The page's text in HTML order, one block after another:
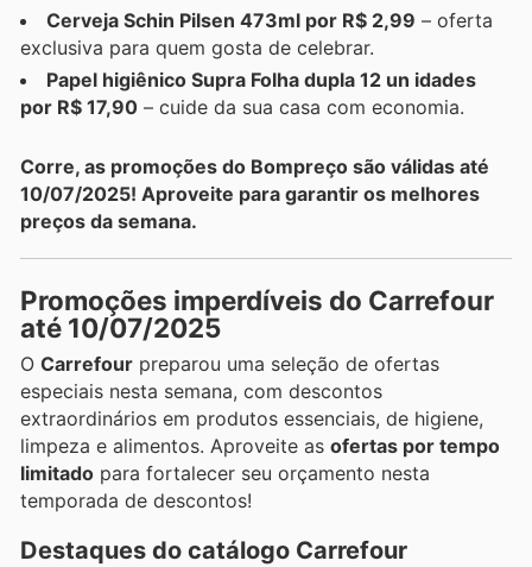
Cerveja Schin Pilsen 473ml por R$ 2,99 – oferta
exclusiva para quem gosta de celebrar.
Papel higiênico Supra Folha dupla 12 un idades
por R$ 17,90 – cuide da sua casa com economia.
Corre, as promoções do Bompreço são válidas até
10/07/2025! Aproveite para garantir os melhores
preços da semana.
Promoções imperdíveis do Carrefour
até 10/07/2025
O Carrefour preparou uma seleção de ofertas
especiais nesta semana, com descontos
extraordinários em produtos essenciais, de higiene,
limpeza e alimentos. Aproveite as ofertas por tempo
limitado para fortalecer seu orçamento nesta
temporada de descontos!
Destaques do catálogo Carrefour